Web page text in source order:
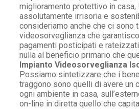
miglioramento protettivo in casa,
assolutamente irrisoria e
consideriamo anche che ci sono
videosorveglianza che
pagamenti posticipati e
nulla al beneficio primario che
Impianto Videosorveglianza
Possiamo sintetizzare che i
traggono sono quelli di avere un
ogni ambiente in casa,
on-line in diretta quello che